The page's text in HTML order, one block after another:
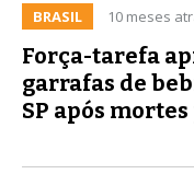
BRASIL 10 meses
Força-tarefa
garrafas de
SP após